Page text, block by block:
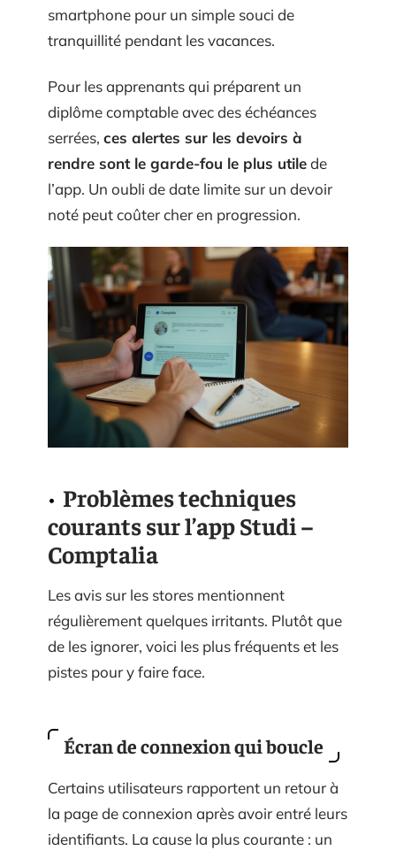
smartphone pour un simple souci de
tranquillité pendant les vacances.
Pour les apprenants qui préparent un
diplôme comptable avec des échéances
serrées, ces alertes sur les devoirs à
rendre sont le garde-fou le plus utilede
l’app. Un oubli de date limite sur un devoir
noté peut coûter cher en progression.
Problèmes techniques
courants sur l’app Studi –
Comptalia
Les avis sur les stores mentionnent
régulièrement quelques irritants. Plutôt que
de les ignorer, voici les plus fréquents et les
pistes pour y faire face.
Écran de connexion qui boucle
Certains utilisateurs rapportent un retour à
la page de connexion après avoir entré leurs
identifiants. La cause la plus courante : un